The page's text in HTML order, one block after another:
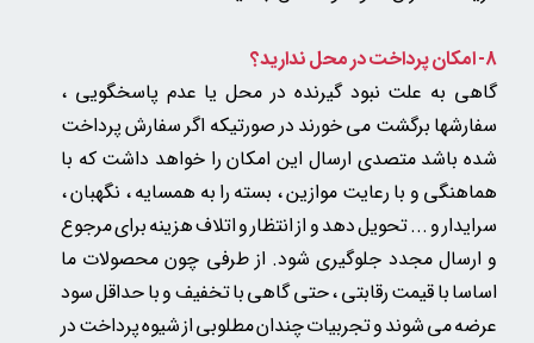
8- امکان پرداخت در محل ندارید؟
گاهی به علت نبود گیرنده در محل یا عدم پاسخگویی ،
سفارشها برگشت می خورند در صورتیکه اگر سفارش پرداخت
شده باشد متصدی ارسال این امکان را خواهد داشت که با
هماهنگی و با رعایت موازین ، بسته را به همسایه ، نگهبان ،
سرایدار و ... تحویل دهد و از انتظار و اتلاف هزینه برای مرجوع
و ارسال مجدد جلوگیری شود. از طرفی چون محصولات ما
اساسا با قیمت رقابتی ، حتی گاهی با تخفیف و با حداقل سود
عرضه می شوند و تجربیات چندان مطلوبی از شیوه پرداخت در